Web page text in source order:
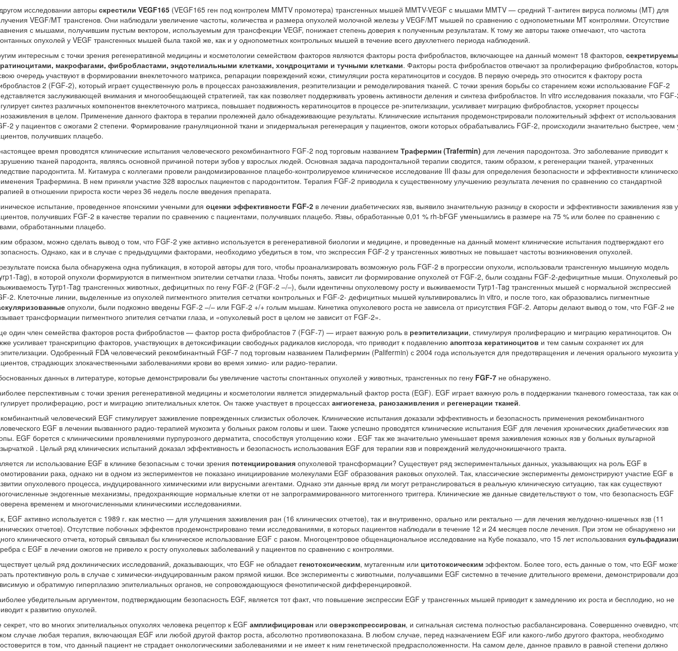
исследовании авторы скрестили VEGF165 (VEGF165 ген под контролем MMTV промотера) трансгенных мышей MMTV-VEGF с мышами MMTV — средний Т-антиген вируса полиомы (MT) для
VEGF/MT трансгенов. Они наблюдали увеличение частоты, количества и размера опухолей молочной железы у VEGF/MT мышей по сравнению с однопометными MT контролями. Отсутствие
с мышами, получившим пустым вектором, используемым для трансфекции VEGF, понижает степень доверия к полученным результатам. К тому же авторы также отмечают, что частота
опухолей у VEGF трансгенных мышей была такой же, как и у однопометных контрольных мышей в течение всего двухлетнего периода наблюдений.
интересным с точки зрения регенеративной медицины и косметологии семейством факторов являются факторы роста фибробластов, включающее на данный момент 18 факторов,
макрофагами, фибробластами, эндотелиальными клетками, хондроцитами и тучными клетками. Факторы роста фибробластов отвечают за пролиферацию фибробластов,
очередь участвуют в формировании внеклеточного матрикса, репарации повреждений кожи, стимуляции роста кератиноцитов и сосудов. В первую очередь это относится к фактору роста
2 (FGF-2), который играет существенную роль в процессах ранозаживления, реэпителизации и ремоделирования тканей. С точки зрения борьбы со старением кожи использование FGF-2
заслуживающей внимания и многообещающей стратегией, так как позволяет поддерживать уровень активности деления и синтеза фибробластов. In vitro исследования показали, что
синтез различных компонентов внеклеточного матрикса, повышает подвижность кератиноцитов в процессе ре-эпителизации, усиливает миграцию фибробластов, ускоряет процессы
в целом. Применение данного фактора в терапии пролежней дало обнадеживающие результаты. Клинические испытания продемонстрировали положительный эффект от использования
2 у пациентов с ожогами 2 степени. Формирование грануляционной ткани и эпидермальная регенерация у пациентов, ожоги которых обрабатывались FGF-2, происходили значительно быстрее, чем
получивших плацебо.
время проводятся клинические испытания человеческого рекомбинантного FGF-2 под торговым названием Трафермин (Trafermin) для лечения пародонтоза. Это заболевание приводит к
тканей пародонта, являясь основной причиной потери зубов у взрослых людей. Основная задача пародонтальной терапии сводится, таким образом, к регенерации тканей, утраченных
пародонтита. М. Китамура с коллегами провели рандомизированное плацебо-контролируемое клиническое исследование III фазы для определения безопасности и эффективности
Трафермина. В нем приняли участие 328 взрослых пациентов с пародонтитом. Терапия FGF-2 приводила к существенному улучшению результата лечения по сравнению со стандартной
в отношении прироста кости через 36 недель после введения препарата.
испытание, проведенное японскими учеными для оценки эффективности FGF-2 в лечении диабетических язв, выявило значительную разницу в скорости и эффективности заживления язв у
получивших FGF-2 в качестве терапии по сравнению с пациентами, получивших плацебо. Язвы, обработанные 0,01 % rh-bFGF уменьшились в размере на 75 % или более по сравнению с
обработанными плацебо.
образом, можно сделать вывод о том, что FGF-2 уже активно используется в регенеративной биологии и медицине, и проведенные на данный момент клинические испытания подтверждают его
Однако, как и в случае с предыдущими факторами, необходимо убедиться в том, что экспрессия FGF-2 у трансгенных животных не повышает частоты возникновения опухолей.
поиска была обнаружена одна публикация, в которой авторы для того, чтобы проанализировать возможную роль FGF-2 в прогрессии опухоли, использовали трансгенную мышиную модель
Tag), в которой опухоли формируются в пигментном эпителии сетчатки глаза. Чтобы понять, зависит ли формирование опухолей от FGF-2, были созданы FGF-2-дефицитные мыши. Опухолевый
Tyrp1-Tag трансгенных животных, дефицитных по гену FGF-2 (FGF-2 –/–), были идентичны опухолевому росту и выживаемости Tyrp1-Tag трансгенных мышей с нормальной экспрессией
2. Клеточные линии, выделенные из опухолей пигментного эпителия сетчатки контрольных и FGF-2- дефицитных мышей культивировались in vitro, и после того, как образовались пигментные
опухоли, были подкожно введены FGF-2 –/– или FGF-2 +/+ голым мышам. Кинетика опухолевого роста не зависела от присутствия FGF-2. Авторы делают вывод о том, что FGF-2 не
трансформации пигментного эпителия сетчатки глаза, и «опухолевый рост в целом не зависит от FGF-2».
один член семейства факторов роста фибробластов — фактор роста фибробластов 7 (FGF-7) — играет важную роль в реэпителизации, стимулируя пролиферацию и миграцию кератиноцитов. Он
усиливает транскрипцию факторов, участвующих в детоксификации свободных радикалов кислорода, что приводит к подавлению апоптоза кератиноцитов и тем самым сохраняет их для
Одобренный FDA человеческий рекомбинантный FGF-7 под торговым названием Палифермин (Palifermin) с 2004 года используется для предотвращения и лечения орального мукозита у
страдающих злокачественными заболеваниями крови во время химио- или радио-терапии.
данных в литературе, которые демонстрировали бы увеличение частоты спонтанных опухолей у животных, трансгенных по гену FGF-7 не обнаружено.
перспективным с точки зрения регенеративной медицины и косметологии является эпидермальный фактор роста (EGF). EGF играет важную роль в поддержании тканевого гомеостаза, так как
пролиферацию, рост и миграцию эпителиальных клеток. Он также участвует в процессах ангиогенеза, ранозаживления и регенерации тканей.
человеческий EGF стимулирует заживление поврежденных слизистых оболочек. Клинические испытания доказали эффективность и безопасность применения рекомбинантного
EGF в лечении вызванного радио-терапией мукозита у больных раком головы и шеи. Также успешно проводятся клинические испытания EGF для лечения хронических диабетических язв
EGF борется с клиническими проявлениями пурпурозного дерматита, способствуя утолщению кожи . EGF так же значительно уменьшает время заживления кожных язв у больных вульгарной
. Целый ряд клинических испытаний доказал эффективность и безопасность использования EGF для терапии язв и повреждений желудочнокишечного тракта.
ли использование EGF в клинике безопасным с точки зрения потенциирования опухолевой трансформации? Существует ряд экспериментальных данных, указывающих на роль EGF в
рака, однако ни в одном из экспериментов не показано инициирование молекулами EGF образования раковых опухолей. Так, классические эксперименты демонстрируют участие EGF в
опухолевого процесса, индуцированного химическими или вирусными агентами. Однако эти данные вряд ли могут ретранслироваться в реальную клиническую ситуацию, так как существуют
эндогенные механизмы, предохраняющие нормальные клетки от не запрограммированного митогенного триггера. Клинические же данные свидетельствуют о том, что безопасность ЕGF
временем и многочисленными клиническими исследованиями.
EGF активно используется с 1989 г. как местно — для улучшения заживления ран (16 клинических отчетов), так и внутривенно, орально или ректально — для лечения желудочно-кишечных язв (11
отчетов). Отсутствие побочных эффектов продемонстрировано теми исследованиями, в которых пациентов наблюдали в течение 12 и 24 месяцев после лечения. При этом не обнаружено ни
клинического отчета, который связывал бы клиническое использование EGF с раком. Многоцентровое общенациональное исследование на Кубе показало, что 15 лет использования
с EGF в лечении ожогов не привело к росту опухолевых заболеваний у пациентов по сравнению с контролями.
целый ряд доклинических исследований, доказывающих, что EGF не обладает генотоксическим, мутагенным или цитотоксическим эффектом. Более того, есть данные о том, что EGF
протективную роль в случае с химически-индуцированным раком прямой кишки. Все эксперименты с животными, получавшими EGF системно в течение длительного времени, демонстрировали
и обратимую гиперплазию эпителиальных органов, не сопровождающуюся фенотипической дифференцировкой.
убедительным аргументом, подтверждающим безопасность EGF, является тот факт, что повышение экспрессии EGF у трансгенных мышей приводит к замедлению их роста и бесплодию, но не
к развитию опухолей.
секрет, что во многих эпителиальных опухолях человека рецептор к EGF амплифицирован или оверэкспрессирован, и сигнальная система полностью расбалансирована. Совершенно очевидно,
случае любая терапия, включающая ЕGF или любой другой фактор роста, абсолютно противопоказана. В любом случае, перед назначением EGF или какого-либо другого фактора, необходимо
в том, что данный пациент не страдает онкологическими заболеваниями и не имеет к ним генетической предрасположенности. На самом деле, данное правило в равной степени должно